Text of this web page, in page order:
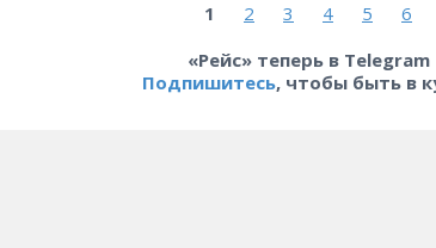
1
2 3 4 5
6
«Рейс» теперь в Telegram
Подпишитесь, чтобы быть в